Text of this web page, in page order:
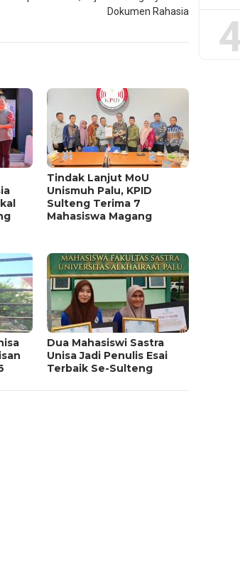
Dokumen Rahasia
Tindak Lanjut MoU
Unismuh Palu, KPID
Sulteng Terima 7
Mahasiswa Magang
Dua Mahasiswi Sastra
Unisa Jadi Penulis Esai
Terbaik Se-Sulteng
4